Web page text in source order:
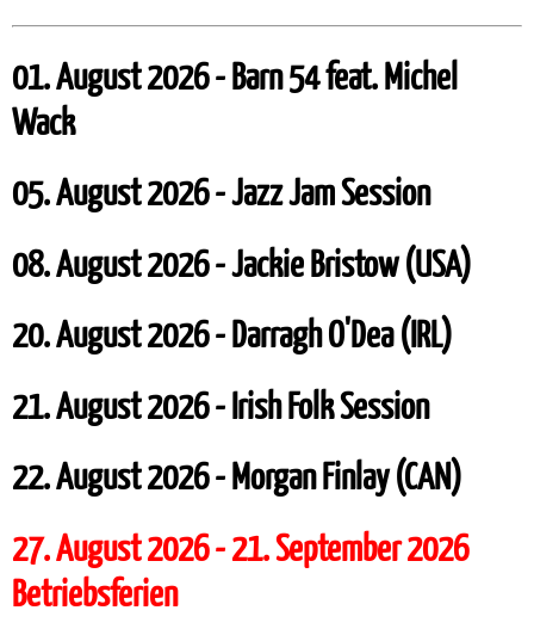
01. August 2026 - Barn 54 feat. Michel
Wack
05. August 2026 - Jazz Jam Session
08. August 2026 - Jackie Bristow (USA)
20. August 2026 - Darragh O'Dea (IRL)
21. August 2026 - Irish Folk Session
22. August 2026 - Morgan Finlay (CAN)
27. August 2026 - 21. September 2026
Betriebsferien